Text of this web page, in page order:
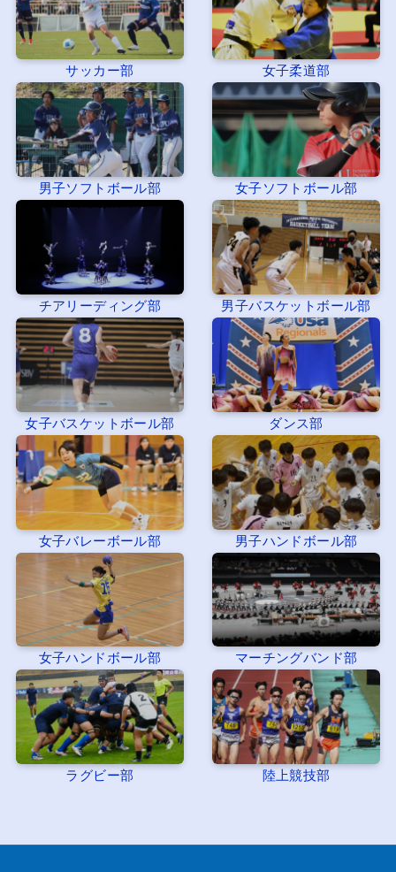
サッカー部 女子柔道部
男子ソフトボール部 女子ソフトボール部
チアリーディング部 男子バスケットボール部
女子バスケットボール部 ダンス部
女子バレーボール部 男子ハンドボール部
女子ハンドボール部 マーチングバンド部
ラグビー部 陸上競技部